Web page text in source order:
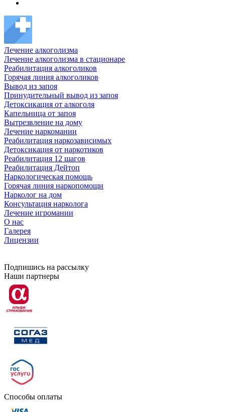
Лечение алкоголизма
Лечение алкоголизма в стационаре
Реабилитация алкоголиков
Горячая линия алкоголиков
Вывод из запоя
Принудительный вывод из запоя
Детоксикация от алкоголя
Капельница от запоя
Вытрезвление на дому
Лечение наркомании
Реабилитация наркозависимых
Детоксикация от наркотиков
Реабилитация 12 шагов
Реабилитация Дейтоп
Наркологическая помощь
Горячая линия наркопомощи
Нарколог на дом
Консультация нарколога
Лечение игромании
О нас
Галерея
Лицензии
Подпишись на рассылку
Наши партнеры
Способы оплаты